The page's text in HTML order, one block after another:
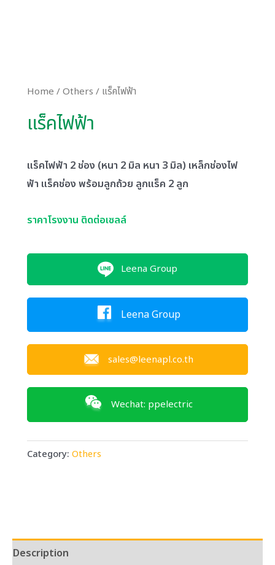
Home /Others / แร็คไฟฟ้า
แร็คไฟฟ้า
แร็คไฟฟ้า 2 ช่อง (หนา 2 มิล หนา 3 มิล) เหล็กช่องไฟ
ฟ้า แร็คช่อง พร้อมลูกถ้วย ลูกแร็ค 2 ลูก
ราคาโรงงาน ติดต่อเซลล์
Leena Group
Leena Group
sales@leenapl.co.th
Wechat: ppelectric
Category: Others
Description